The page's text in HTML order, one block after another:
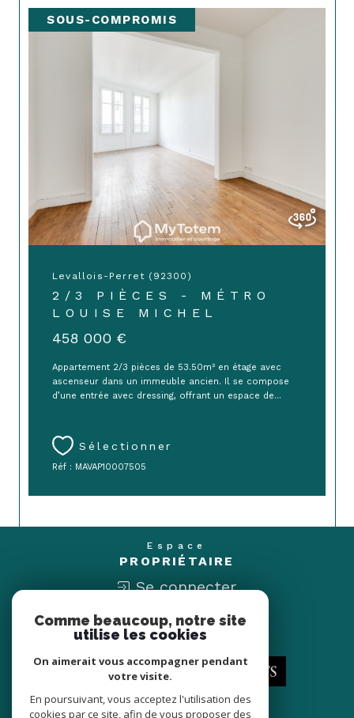
Levallois-Perret (92300)
2/3 PIÈCES - MÉTRO
LOUISE MICHEL
458 000 €
Appartement 2/3 pièces de 53.50m² en étage avec
ascenseur dans un immeuble ancien. Il se compose
d’une entrée avec dressing, offrant un espace de...
Sélectionner
Réf : MAVAP10007505
SOUS-COMPROMIS
Espace
PROPRIÉTAIRE
Se connecter
Nous
ADHÉRONS
Comme beaucoup, notre site
utilise les cookies
On aimerait vous accompagner pendant
votre visite.
En poursuivant, vous acceptez l'utilisation des
cookies par ce site, afin de vous proposer des